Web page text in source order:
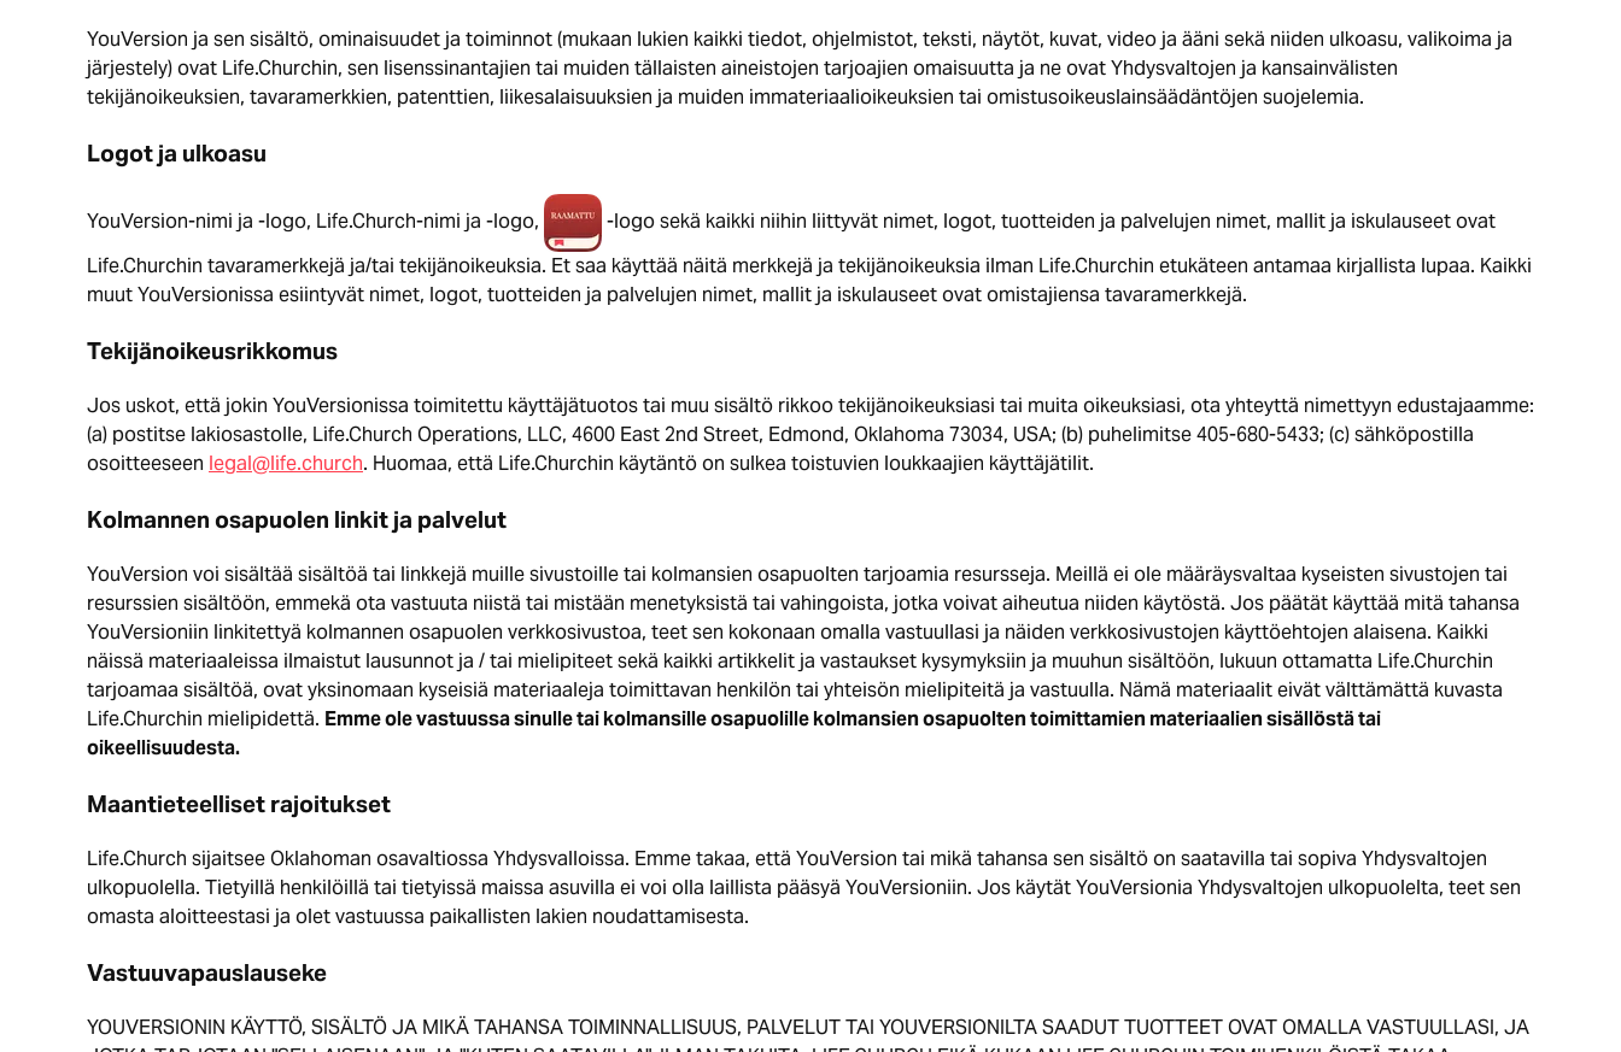
YouVersion ja sen sisältö, ominaisuudet ja toiminnot (mukaan lukien kaikki tiedot, ohjelmistot, teksti, näytöt, kuvat, video ja ääni sekä niiden ulkoasu, valikoima ja
järjestely) ovat Life.Churchin, sen lisenssinantajien tai muiden tällaisten aineistojen tarjoajien omaisuutta ja ne ovat Yhdysvaltojen ja kansainvälisten
tekijänoikeuksien, tavaramerkkien, patenttien, liikesalaisuuksien ja muiden immateriaalioikeuksien tai omistusoikeuslainsäädäntöjen suojelemia.
Logot ja ulkoasu
YouVersion-nimi ja -logo, Life.Church-nimi ja -logo,
-logo sekä kaikki niihin liittyvät nimet, logot, tuotteiden ja palvelujen nimet, mallit ja iskulauseet ovat
Life.Churchin tavaramerkkejä ja/tai tekijänoikeuksia. Et saa käyttää näitä merkkejä ja tekijänoikeuksia ilman Life.Churchin etukäteen antamaa kirjallista lupaa. Kaikki
muut YouVersionissa esiintyvät nimet, logot, tuotteiden ja palvelujen nimet, mallit ja iskulauseet ovat omistajiensa tavaramerkkejä.
Tekijänoikeusrikkomus
Jos uskot, että jokin YouVersionissa toimitettu käyttäjätuotos tai muu sisältö rikkoo tekijänoikeuksiasi tai muita oikeuksiasi, ota yhteyttä nimettyyn edustajaamme:
(a) postitse lakiosastolle, Life.Church Operations, LLC, 4600 East 2nd Street, Edmond, Oklahoma 73034, USA; (b) puhelimitse 405-680-5433; (c) sähköpostilla
osoitteeseen legal@life.church. Huomaa, että Life.Churchin käytäntö on sulkea toistuvien loukkaajien käyttäjätilit.
Kolmannen osapuolen linkit ja palvelut
YouVersion voi sisältää sisältöä tai linkkejä muille sivustoille tai kolmansien osapuolten tarjoamia resursseja. Meillä ei ole määräysvaltaa kyseisten sivustojen tai
resurssien sisältöön, emmekä ota vastuuta niistä tai mistään menetyksistä tai vahingoista, jotka voivat aiheutua niiden käytöstä. Jos päätät käyttää mitä tahansa
YouVersioniin linkitettyä kolmannen osapuolen verkkosivustoa, teet sen kokonaan omalla vastuullasi ja näiden verkkosivustojen käyttöehtojen alaisena. Kaikki
näissä materiaaleissa ilmaistut lausunnot ja / tai mielipiteet sekä kaikki artikkelit ja vastaukset kysymyksiin ja muuhun sisältöön, lukuun ottamatta Life.Churchin
tarjoamaa sisältöä, ovat yksinomaan kyseisiä materiaaleja toimittavan henkilön tai yhteisön mielipiteitä ja vastuulla. Nämä materiaalit eivät välttämättä kuvasta
Life.Churchin mielipidettä. Emme ole vastuussa sinulle tai kolmansille osapuolille kolmansien osapuolten toimittamien materiaalien sisällöstä tai
oikeellisuudesta.
Maantieteelliset rajoitukset
Life.Church sijaitsee Oklahoman osavaltiossa Yhdysvalloissa. Emme takaa, että YouVersion tai mikä tahansa sen sisältö on saatavilla tai sopiva Yhdysvaltojen
ulkopuolella. Tietyillä henkilöillä tai tietyissä maissa asuvilla ei voi olla laillista pääsyä YouVersioniin. Jos käytät YouVersionia Yhdysvaltojen ulkopuolelta, teet sen
omasta aloitteestasi ja olet vastuussa paikallisten lakien noudattamisesta.
Vastuuvapauslauseke
YOUVERSIONIN KÄYTTÖ, SISÄLTÖ JA MIKÄ TAHANSA TOIMINNALLISUUS, PALVELUT TAI YOUVERSIONILTA SAADUT TUOTTEET OVAT OMALLA VASTUULLASI, JA